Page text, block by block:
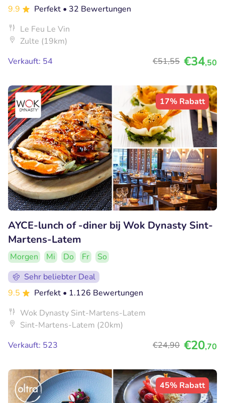
9.9 Perfekt • 32 Bewertungen
Le Feu Le Vin
Zulte (19km)
Verkauft: 54
€51,55 €34,50
17% Rabatt
AYCE-lunch of -diner bij Wok Dynasty Sint-
Martens-Latem
Morgen Mi Do Fr
So
Sehr beliebter Deal
9.5
Perfekt • 1.126 Bewertungen
Wok Dynasty Sint-Martens-Latem
Sint-Martens-Latem (20km)
Verkauft: 523
€24,90 €20,70
45% Rabatt